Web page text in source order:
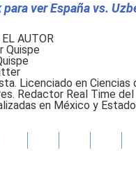
para ver España vs.
AUTOR
Licenciado en Ciencias
Redactor Real Time
en México y